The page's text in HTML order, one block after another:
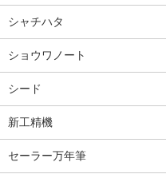
シャチハタ
ショウワノート
シード
新工精機
セーラー万年筆